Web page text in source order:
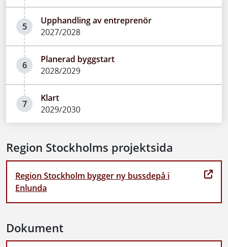
5
Upphandling av entreprenör
2027/2028
6
Planerad byggstart
2028/2029
7
Klart
2029/2030
Region Stockholms projektsida
Region Stockholm bygger ny bussdepå i
Enlunda
Dokument